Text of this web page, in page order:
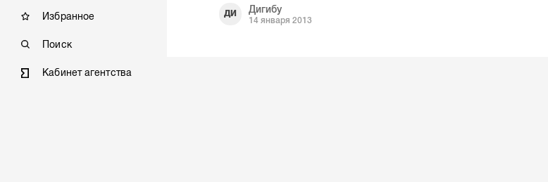
Избранное
Поиск
Кабинет агентства
ДИ Дигибу
14 января 2013